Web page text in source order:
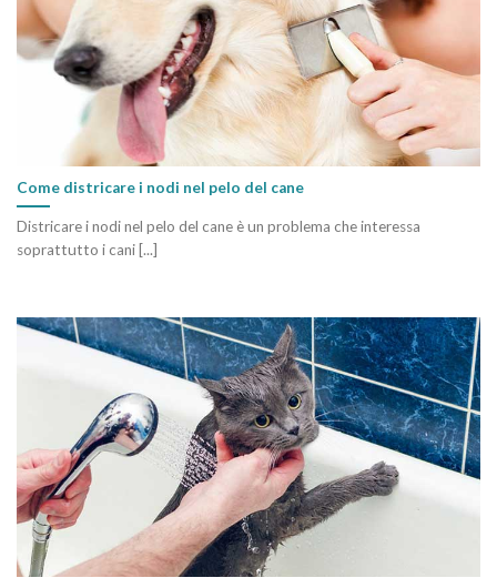
Come districare i nodi nel pelo del cane
Districare i nodi nel pelo del cane è un problema che interessa
soprattutto i cani [...]